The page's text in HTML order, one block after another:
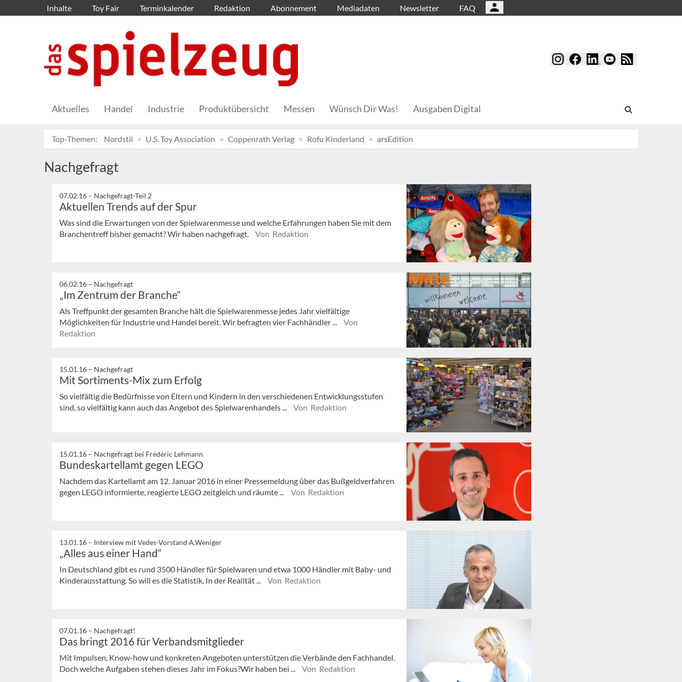
Inhalte Toy Fair Terminkalender Redaktion Abonnement Mediadaten Newsletter FAQ
Aktuelles Handel Industrie Produktübersicht Messen Wünsch Dir Was! Ausgaben Digital
Top-Themen: Nordstil U.S. Toy Association Coppenrath Verlag Rofu Kinderland arsEdition
Nachgefragt
07.02.16 – Nachgefragt-Teil 2
Aktuellen Trends auf der Spur
Was sind die Erwartungen von der Spielwarenmesse und welche Erfahrungen haben Sie mit dem
Branchentreff bisher gemacht? Wir haben nachgefragt.
Von Redaktion
06.02.16 – Nachgefragt
„Im Zentrum der Branche“
Als Treffpunkt der gesamten Branche hält die Spielwarenmesse jedes Jahr vielfältige
Möglichkeiten für Industrie und Handel bereit. Wir befragten vier Fachhändler ...
Von
Redaktion
15.01.16 – Nachgefragt
Mit Sortiments-Mix zum Erfolg
So vielfältig die Bedürfnisse von Eltern und Kindern in den verschiedenen Entwicklungsstufen
sind, so vielfältig kann auch das Angebot des Spielwarenhandels ...
Von Redaktion
15.01.16 – Nachgefragt bei Frédéric Lehmann
Bundeskartellamt gegen LEGO
Nachdem das Kartellamt am 12. Januar 2016 in einer Pressemeldung über das Bußgeldverfahren
gegen LEGO informierte, reagierte LEGO zeitgleich und räumte ...
Von Redaktion
13.01.16 – Interview mit Vedes-Vorstand A.Weniger
„Alles aus einer Hand“
In Deutschland gibt es rund 3500 Händler für Spielwaren und etwa 1000 Händler mit Baby- und
Kinderausstattung. So will es die Statistik. In der Realität ...
Von Redaktion
07.01.16 – Nachgefragt!
Das bringt 2016 für Verbandsmitglieder
Mit Impulsen, Know-how und konkreten Angeboten unterstützen die Verbände den Fachhandel.
Doch welche Aufgaben stehen dieses Jahr im Fokus?Wir haben bei ...
Von Redaktion